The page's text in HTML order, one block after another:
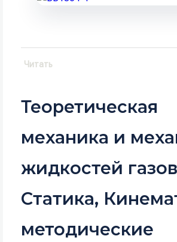
Теоретическая
механика и
жидкостей
Статика,
методические
Читать